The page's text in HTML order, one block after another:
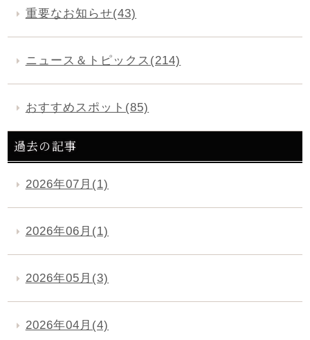
重要なお知らせ(43)
ニュース＆トピックス(214)
おすすめスポット(85)
過去の記事
2026年07月(1)
2026年06月(1)
2026年05月(3)
2026年04月(4)